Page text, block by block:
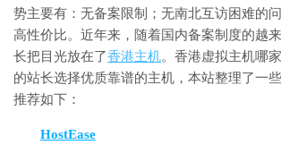
势主要有：无备案限制；无南北互访困难的
高性价比。近年来，随着国内备案制度的越
长把目光放在了香港主机。香港虚拟主机哪
的站长选择优质靠谱的主机，本站整理了一
推荐如下：
HostEase